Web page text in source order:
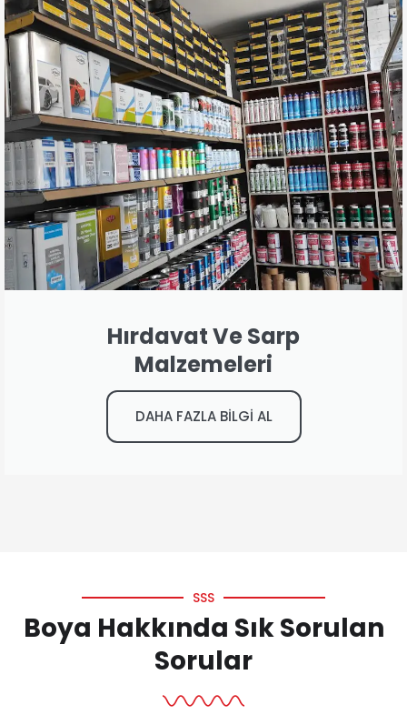
Hırdavat Ve Sarp
Malzemeleri
DAHA FAZLA BİLGİ AL
SSS
Boya Hakkında Sık Sorulan
Sorular